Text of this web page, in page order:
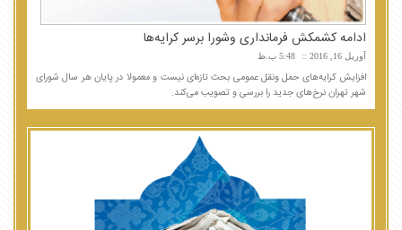
ادامه کشمکش فرمانداری وشورا برسر کرایه‌ها
آوریل 16, 2016 5:48 ب.ظ
افزایش کرایه‌های حمل ونقل عمومی بحث تازه‌ای نیست و معمولا در پایان هر سال شورای
شهر تهران نرخ‌های جدید را بررسی و تصویب می‌کند.